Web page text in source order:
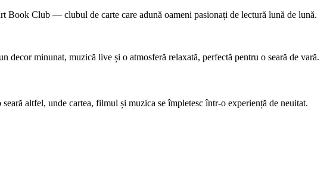
Book Club — clubul de carte care adună oameni pasionați de lectură lună de lună.
decor minunat, muzică live și o atmosferă relaxată, perfectă pentru o seară de vară.
altfel, unde cartea, filmul și muzica se împletesc într-o experiență de neuitat.